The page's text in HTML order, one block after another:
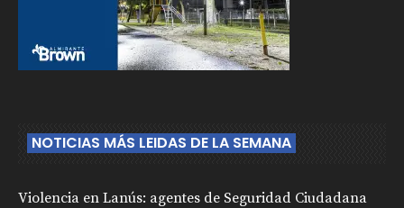
NOTICIAS MÁS LEIDAS DE LA SEMANA
Violencia en Lanús: agentes de Seguridad Ciudadana